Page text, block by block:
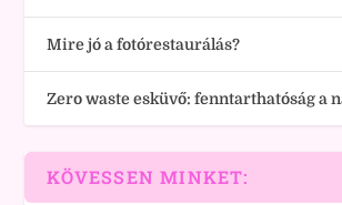
Mire jó a fotórestaurálás?
Zero waste esküvő: fenntarthatóság a
KÖVESSEN MINKET: